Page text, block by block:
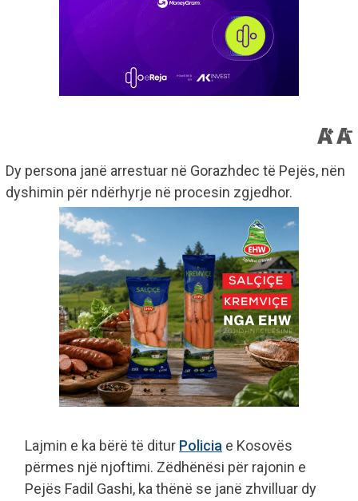
Dy persona janë arrestuar në Gorazhdec të Pejës, nën
dyshimin për ndërhyrje në procesin zgjedhor.
Lajmin e ka bërë të ditur Policia e Kosovës
përmes një njoftimi. Zëdhënësi për rajonin e
Pejës Fadil Gashi, ka thënë se janë zhvilluar dy